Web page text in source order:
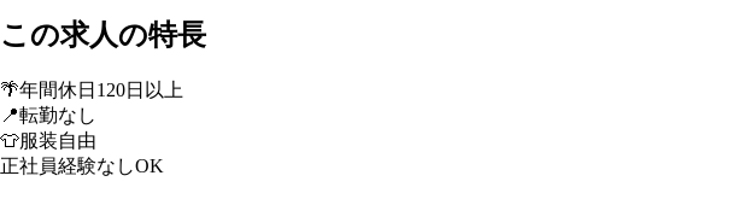
この求人の特長
🌴年間休日120日以上
📍転勤なし
👕服装自由
正社員経験なしOK